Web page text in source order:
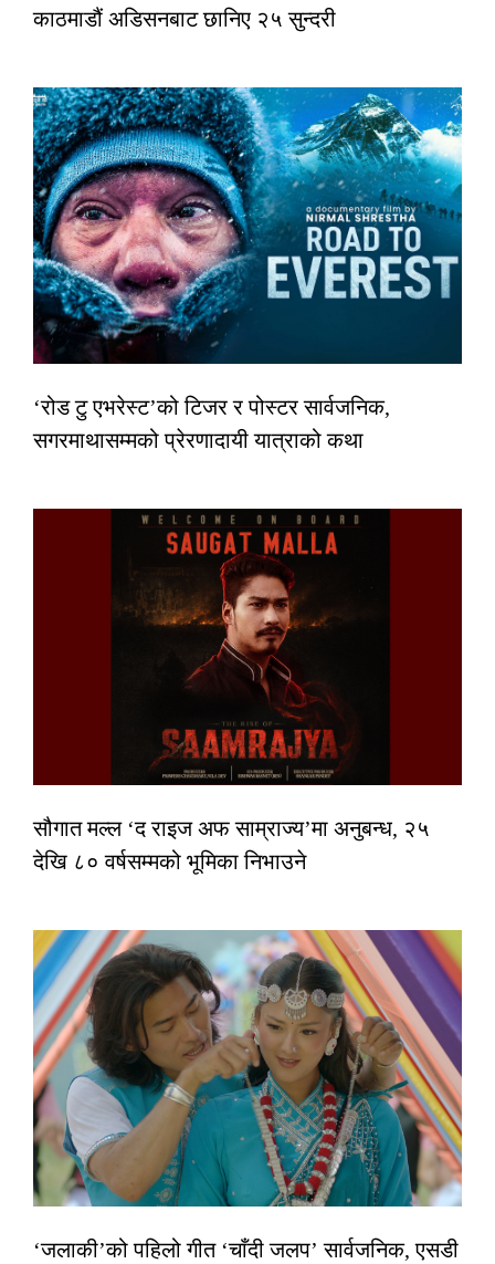
काठमाडौं अडिसनबाट छानिए २५ सुन्दरी
‘रोड टु एभरेस्ट’को टिजर र पोस्टर सार्वजनिक,
सगरमाथासम्मको प्रेरणादायी यात्राको कथा
सौगात मल्ल ‘द राइज अफ साम्राज्य’मा अनुबन्ध, २५
देखि ८० वर्षसम्मको भूमिका निभाउने
‘जलाकी’को पहिलो गीत ‘चाँदी जलप’ सार्वजनिक, एसडी